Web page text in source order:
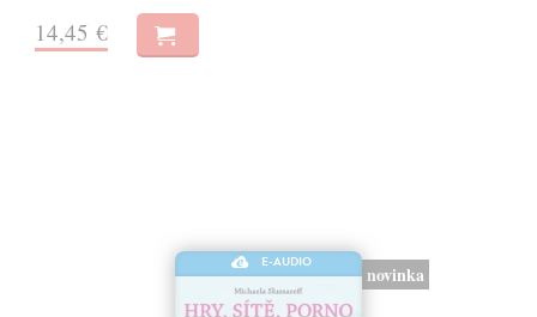
14,45 €
E-AUDIO
novinka